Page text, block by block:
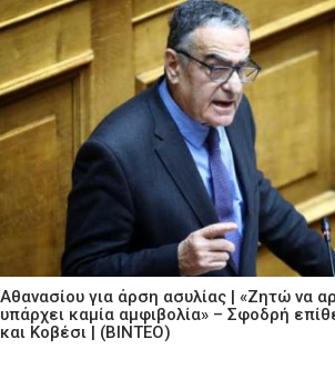
Αθανασίου για άρση ασυλίας | «Ζητώ να
υπάρχει καμία αμφιβολία» – Σφοδρή
και Κοβέσι | (ΒΙΝΤΕΟ)